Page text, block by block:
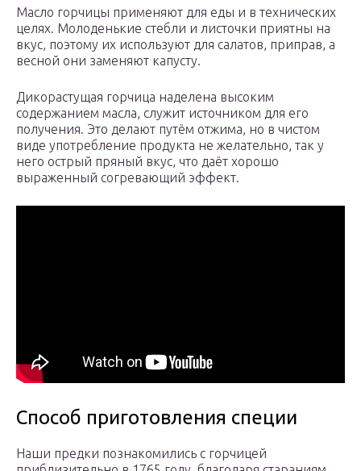
Масло горчицы применяют для еды и в технических
целях. Молоденькие стебли и листочки приятны на
вкус, поэтому их используют для салатов, приправ, а
весной они заменяют капусту.
Дикорастущая горчица наделена высоким
содержанием масла, служит источником для его
получения. Это делают путём отжима, но в чистом
виде употребление продукта не желательно, так у
него острый пряный вкус, что даёт хорошо
выраженный согревающий эффект.
Способ приготовления специи
Наши предки познакомились с горчицей